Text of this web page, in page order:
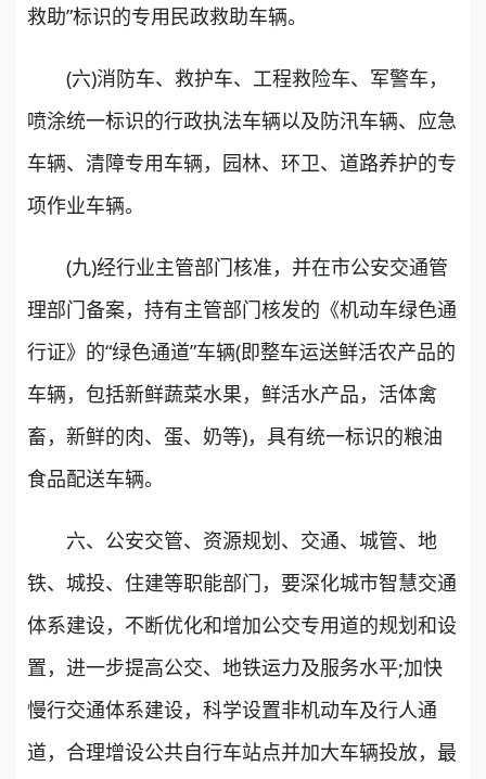
救助”标识的专用民政救助车辆。
(六)消防车、救护车、工程救险车、军警车，
喷涂统一标识的行政执法车辆以及防汛车辆、应急
车辆、清障专用车辆，园林、环卫、道路养护的专
项作业车辆。
(九)经行业主管部门核准，并在市公安交通管
理部门备案，持有主管部门核发的《机动车绿色通
行证》的“绿色通道”车辆(即整车运送鲜活农产品的
车辆，包括新鲜蔬菜水果，鲜活水产品，活体禽
畜，新鲜的肉、蛋、奶等)，具有统一标识的粮油
食品配送车辆。
六、公安交管、资源规划、交通、城管、地
铁、城投、住建等职能部门，要深化城市智慧交通
体系建设，不断优化和增加公交专用道的规划和设
置，进一步提高公交、地铁运力及服务水平;加快
慢行交通体系建设，科学设置非机动车及行人通
道，合理增设公共自行车站点并加大车辆投放，最